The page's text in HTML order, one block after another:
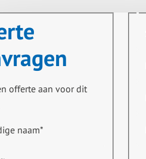
offerte aan voor dit
naam*